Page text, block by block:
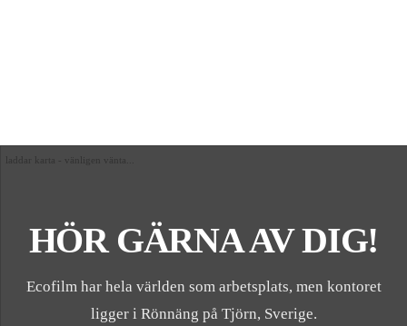
laddar karta - vänligen vänta...
HÖR GÄRNA AV DIG!
Ecofilm har hela världen som arbetsplats, men kontoret
ligger i Rönnäng på Tjörn, Sverige.